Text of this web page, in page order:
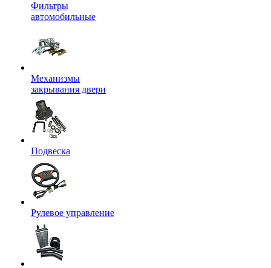
Фильтры
автомобильные
Механизмы
закрывания двери
Подвеска
Рулевое управление